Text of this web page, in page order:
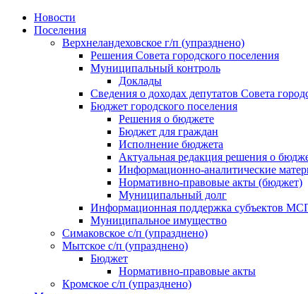
Skip
Новости
Поселения
Верхнеландеховское г/п (упразднено)
Решения Совета городского поселения
Муниципальный контроль
Доклады
Сведения о доходах депутатов Совета
Бюджет городского поселения
Решения о бюджете
Бюджет для граждан
Исполнение бюджета
Актуальная редакция решения о
Информационно-аналитические
Нормативно-правовые акты (бюджет)
Муниципальный долг
Информационная поддержка субъектов
Муниципальное имущество
Симаковское с/п (упразднено)
Мытское с/п (упразднено)
Бюджет
Нормативно-правовые акты
Кромское с/п (упразднено)